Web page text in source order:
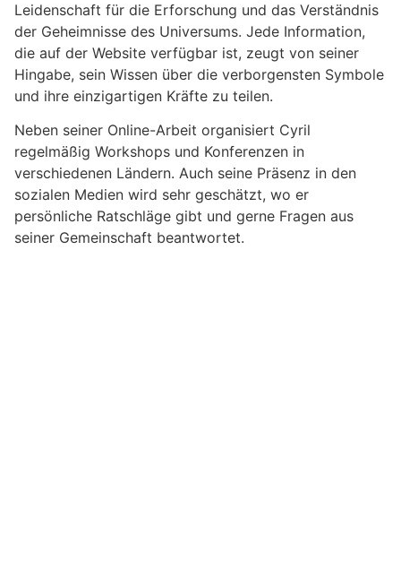
Leidenschaft für die Erforschung und das Verständnis
der Geheimnisse des Universums. Jede Information,
die auf der Website verfügbar ist, zeugt von seiner
Hingabe, sein Wissen über die verborgensten Symbole
und ihre einzigartigen Kräfte zu teilen.
Neben seiner Online-Arbeit organisiert Cyril
regelmäßig Workshops und Konferenzen in
verschiedenen Ländern. Auch seine Präsenz in den
sozialen Medien wird sehr geschätzt, wo er
persönliche Ratschläge gibt und gerne Fragen aus
seiner Gemeinschaft beantwortet.